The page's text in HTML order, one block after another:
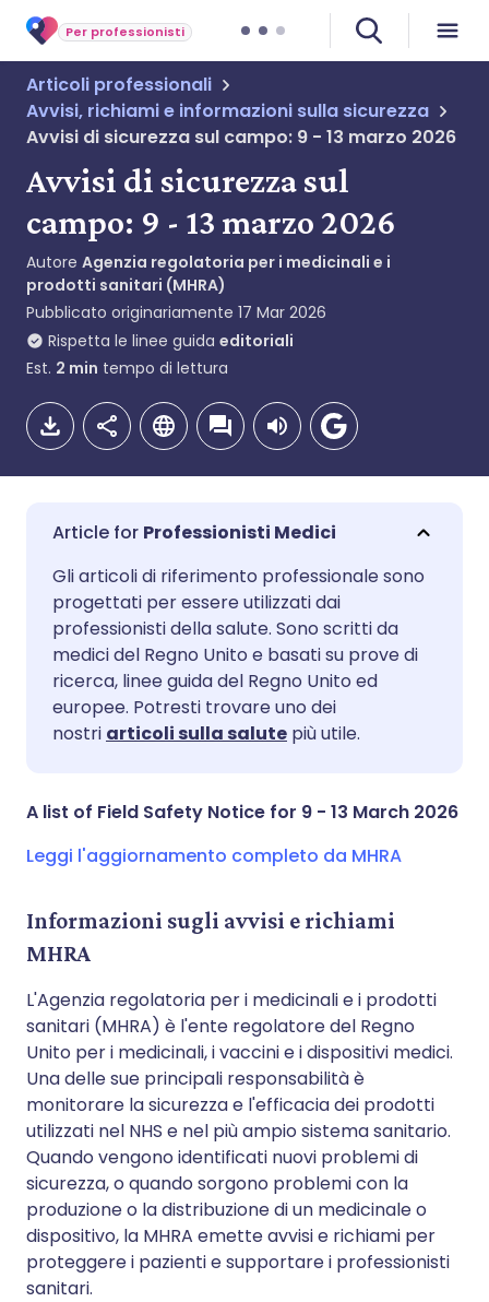
Per professionisti
Articoli professionali
Avvisi, richiami e informazioni sulla sicurezza
Avvisi di sicurezza sul campo: 9 - 13 marzo 2026
Avvisi di sicurezza sul
campo: 9 - 13 marzo 2026
Autore Agenzia regolatoria per i medicinali e i
prodotti sanitari (MHRA)
Pubblicato originariamente 17 Mar 2026
Rispetta le linee guida editoriali
Est. 2 min tempo di lettura
Condividi via email
Condividi su Facebook
Condividi su LinkedIn
Condividi via WhatsApp
🇬🇧 English 🇩🇪 Deutsch
🇪🇸 Español 🇫🇷 Français
🇮🇹 Italiano
Professionisti Medici
Gli articoli di riferimento professionale sono
progettati per essere utilizzati dai
professionisti della salute. Sono scritti da
medici del Regno Unito e basati su prove di
ricerca, linee guida del Regno Unito ed
europee. Potresti trovare uno dei
nostri articoli sulla salute più utile.
A list of Field Safety Notice for 9 - 13 March 2026
Leggi l'aggiornamento completo da MHRA
Informazioni sugli avvisi e richiami
MHRA
L'Agenzia regolatoria per i medicinali e i prodotti
sanitari (MHRA) è l'ente regolatore del Regno
Unito per i medicinali, i vaccini e i dispositivi medici.
Una delle sue principali responsabilità è
monitorare la sicurezza e l'efficacia dei prodotti
utilizzati nel NHS e nel più ampio sistema sanitario.
Quando vengono identificati nuovi problemi di
sicurezza, o quando sorgono problemi con la
produzione o la distribuzione di un medicinale o
dispositivo, la MHRA emette avvisi e richiami per
proteggere i pazienti e supportare i professionisti
sanitari.